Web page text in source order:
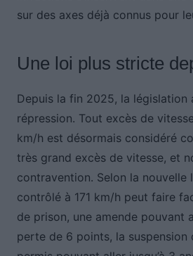
sur des axes déjà connus pour
Une loi plus stricte
Depuis la fin 2025, la législation
répression. Tout excès de
km/h est désormais considéré
très grand excès de vitesse, et
contravention. Selon la nouvelle
contrôlé à 171 km/h peut faire
de prison, une amende pouvant
perte de 6 points, la suspension